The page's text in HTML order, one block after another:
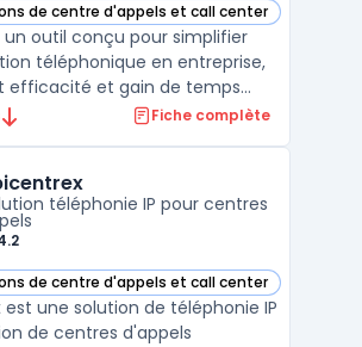
de centre d'appels et call center
dans cette catégorie
un outil conçu pour simplifier
téléphonique en entreprise,
efficacité et gain de temps
et recruteurs. Grâce
optimisant ...
Fiche complète
téléphonie IP pour centres
de centre d'appels et call center
dans cette catégorie
est une solution de téléphonie IP
de centres d'appels